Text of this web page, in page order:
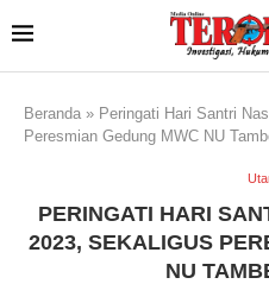
Beranda » Peringati Hari Santri
Peresmian Gedung MWC NU
PERINGATI HARI
2023, SEKALIGUS
NU